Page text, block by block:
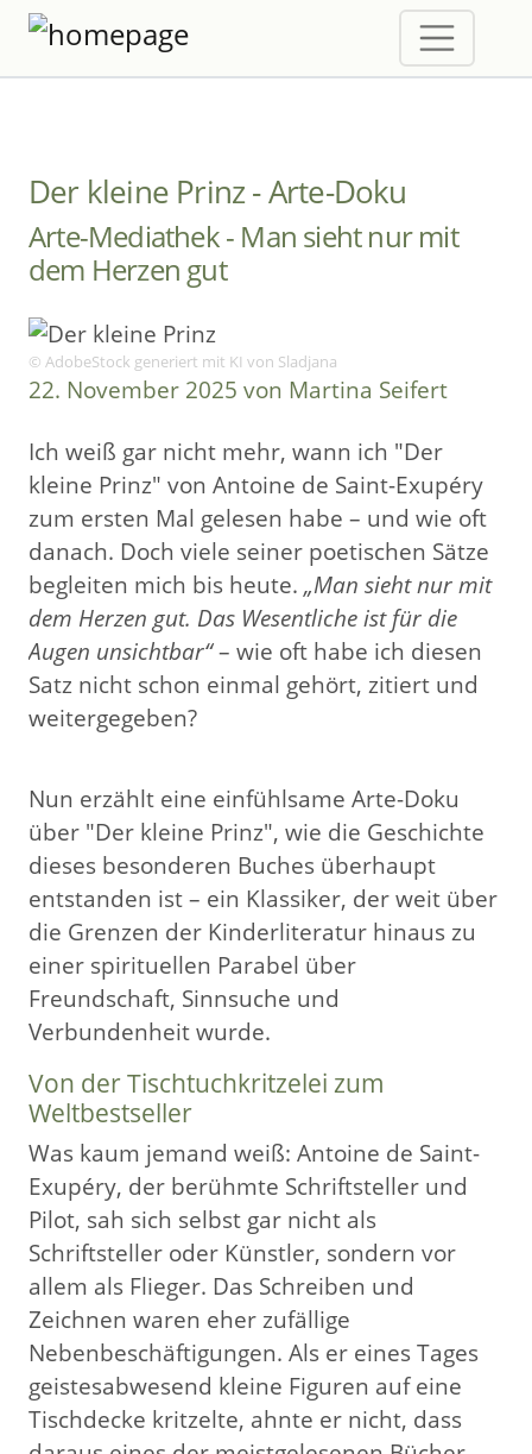
Der kleine Prinz - Arte-Doku
Arte-Mediathek - Man sieht nur mit
dem Herzen gut
© AdobeStock generiert mit KI von Sladjana
22. November 2025 von Martina Seifert
Ich weiß gar nicht mehr, wann ich "Der
kleine Prinz" von Antoine de Saint-Exupéry
zum ersten Mal gelesen habe – und wie oft
danach. Doch viele seiner poetischen Sätze
begleiten mich bis heute. „Man sieht nur mit
dem Herzen gut. Das Wesentliche ist für die
Augen unsichtbar“– wie oft habe ich diesen
Satz nicht schon einmal gehört, zitiert und
weitergegeben?
Nun erzählt eine einfühlsame Arte-Doku
über "Der kleine Prinz", wie die Geschichte
dieses besonderen Buches überhaupt
entstanden ist – ein Klassiker, der weit über
die Grenzen der Kinderliteratur hinaus zu
einer spirituellen Parabel über
Freundschaft, Sinnsuche und
Verbundenheit wurde.
Von der Tischtuchkritzelei zum
Weltbestseller
Was kaum jemand weiß: Antoine de Saint-
Exupéry, der berühmte Schriftsteller und
Pilot, sah sich selbst gar nicht als
Schriftsteller oder Künstler, sondern vor
allem als Flieger. Das Schreiben und
Zeichnen waren eher zufällige
Nebenbeschäftigungen. Als er eines Tages
geistesabwesend kleine Figuren auf eine
Tischdecke kritzelte, ahnte er nicht, dass